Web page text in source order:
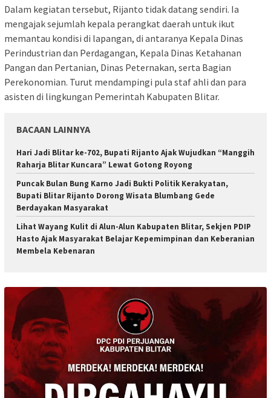
Dalam kegiatan tersebut, Rijanto tidak datang sendiri. Ia
mengajak sejumlah kepala perangkat daerah untuk ikut
memantau kondisi di lapangan, di antaranya Kepala Dinas
Perindustrian dan Perdagangan, Kepala Dinas Ketahanan
Pangan dan Pertanian, Dinas Peternakan, serta Bagian
Perekonomian. Turut mendampingi pula staf ahli dan para
asisten di lingkungan Pemerintah Kabupaten Blitar.
BACAAN LAINNYA
Hari Jadi Blitar ke-702, Bupati Rijanto Ajak Wujudkan “Manggih
Raharja Blitar Kuncara” Lewat Gotong Royong
Puncak Bulan Bung Karno Jadi Bukti Politik Kerakyatan,
Bupati Blitar Rijanto Dorong Wisata Blumbang Gede
Berdayakan Masyarakat
Lihat Wayang Kulit di Alun-Alun Kabupaten Blitar, Sekjen PDIP
Hasto Ajak Masyarakat Belajar Kepemimpinan dan Keberanian
Membela Kebenaran